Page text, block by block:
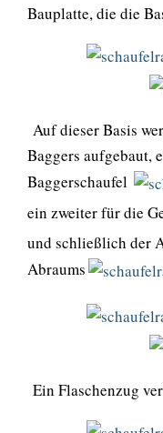
Bauplatte, die die
Auf dieser Basis
Baggers aufgebaut,
Baggerschaufel
ein zweiter für die
und schließlich der
Abraums
Ein Flaschenzug